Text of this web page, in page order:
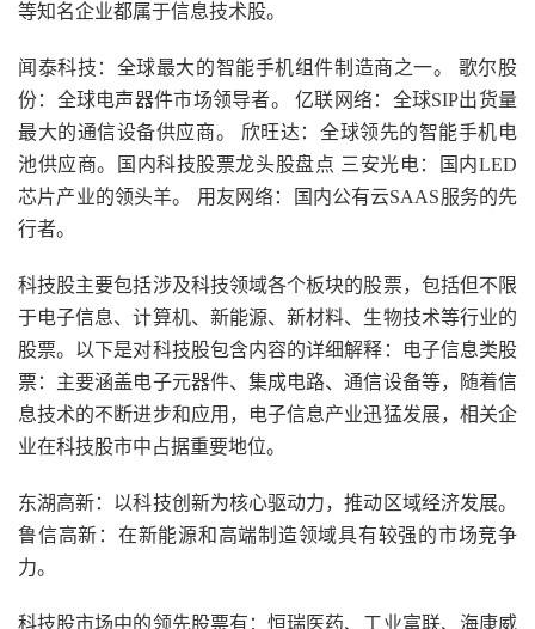
等知名企业都属于信息技术股。
闻泰科技：全球最大的智能手机组件制造商之一。 歌尔股
份：全球电声器件市场领导者。 亿联网络：全球SIP出货量
最大的通信设备供应商。 欣旺达：全球领先的智能手机电
池供应商。国内科技股票龙头股盘点 三安光电：国内LED
芯片产业的领头羊。 用友网络：国内公有云SAAS服务的先
行者。
科技股主要包括涉及科技领域各个板块的股票，包括但不限
于电子信息、计算机、新能源、新材料、生物技术等行业的
股票。以下是对科技股包含内容的详细解释：电子信息类股
票：主要涵盖电子元器件、集成电路、通信设备等，随着信
息技术的不断进步和应用，电子信息产业迅猛发展，相关企
业在科技股市中占据重要地位。
东湖高新：以科技创新为核心驱动力，推动区域经济发展。
鲁信高新：在新能源和高端制造领域具有较强的市场竞争
力。
科技股市场中的领先股票有：恒瑞医药、工业富联、海康威